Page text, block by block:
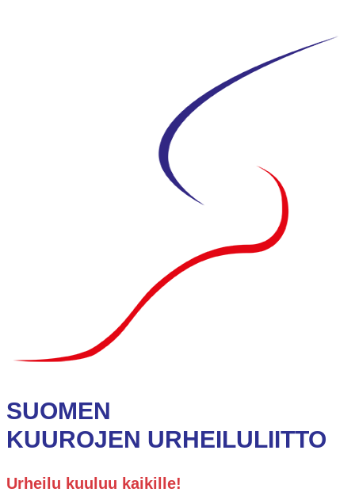
SUOMEN
KUUROJEN URHEILULIITTO
Urheilu kuuluu kaikille!